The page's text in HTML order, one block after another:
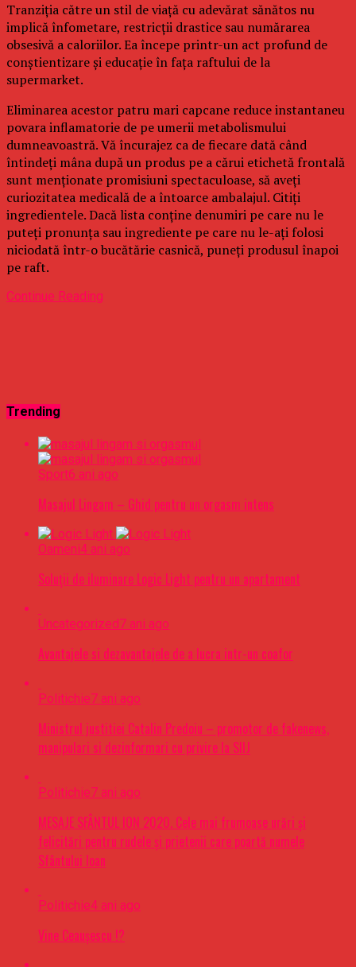
Tranziția către un stil de viață cu adevărat sănătos nu
implică înfometare, restricții drastice sau numărarea
obsesivă a caloriilor. Ea începe printr-un act profund de
conștientizare și educație în fața raftului de la
supermarket.
Eliminarea acestor patru mari capcane reduce instantaneu
povara inflamatorie de pe umerii metabolismului
dumneavoastră. Vă încurajez ca de fiecare dată când
întindeți mâna după un produs pe a cărui etichetă frontală
sunt menționate promisiuni spectaculoase, să aveți
curiozitatea medicală de a întoarce ambalajul. Citiți
ingredientele. Dacă lista conține denumiri pe care nu le
puteți pronunța sau ingrediente pe care nu le-ați folosi
niciodată într-o bucătărie casnică, puneți produsul înapoi
pe raft.
Continue Reading
Trending
Sport6 ani ago
Masajul Lingam – Ghid pentru un orgasm intens
Oameni4 ani ago
Soluții de iluminare Logic Light pentru un apartament
Uncategorized7 ani ago
Avantajele si dezavantajele de a lucra intr-un coafor
Politichie7 ani ago
Ministrul justitiei Catalin Predoiu – promotor de fakenews,
manipulari si dezinformari cu privire la SIIJ
Politichie7 ani ago
MESAJE SFÂNTUL ION 2020. Cele mai frumoase urări şi
felicitări pentru rudele şi prietenii care poartă numele
Sfântului Ioan
Politichie4 ani ago
Vine Ceaușescu !?